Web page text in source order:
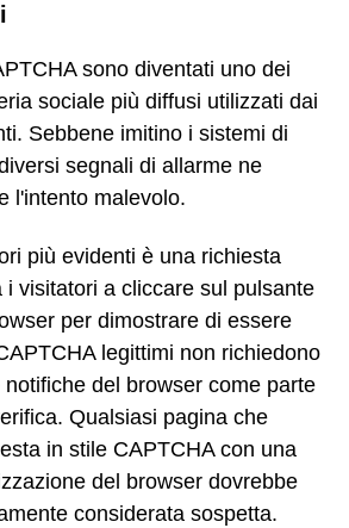
sono diventati uno dei
sociale più diffusi utilizzati dai
Sebbene imitino i sistemi di
segnali di allarme ne
l'intento malevolo.
più evidenti è una richiesta
i visitatori a cliccare sul pulsante
per dimostrare di essere
legittimi non richiedono
del browser come parte
Qualsiasi pagina che
in stile CAPTCHA con una
del browser dovrebbe
considerata sospetta.